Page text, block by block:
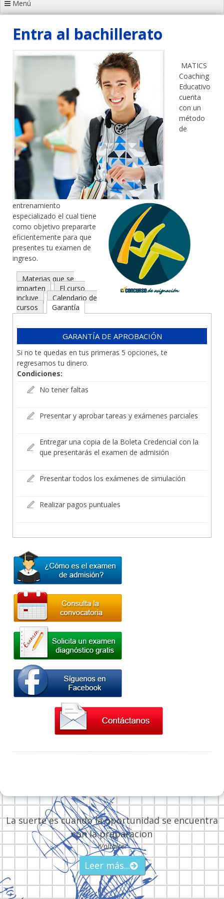
Menú
Entra al bachillerato
MATICS
Coaching
Educativo
cuenta
con un
método
de
entrenamiento
especializado el cual tiene
como objetivo prepararte
eficientemente para que
presentes tu examen de
ingreso.
Materias que se
imparten
El curso
incluye
Calendario de
cursos
Garantía
GARANTÍA DE APROBACIÓN
Si no te quedas en tus primeras 5 opciones, te
regresamos tu dinero.
Condiciones:
No tener faltas
Presentar y aprobar tareas y exámenes parciales
Entregar una copia de la Boleta Credencial con la
que presentarás el examen de admisión
Presentar todos los exámenes de simulación
Realizar pagos puntuales
La suerte es cuando la oportunidad se encuentra
con la preparacion
Voltaire
Leer más...